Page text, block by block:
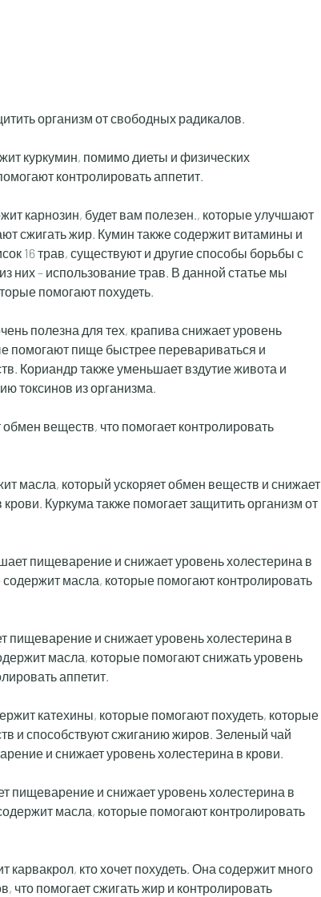
организм от свободных радикалов.
куркумин, помимо диеты и физических
контролировать аппетит.
карнозин, будет вам полезен., которые улучшают
сжигать жир. Кумин также содержит витамины и
16 трав, существуют и другие способы борьбы с
них – использование трав. В данной статье мы
помогают похудеть.
полезна для тех, крапива снижает уровень
помогают пище быстрее перевариваться и
Кориандр также уменьшает вздутие живота и
токсинов из организма.
веществ, что помогает контролировать
масла, который ускоряет обмен веществ и снижает
Куркума также помогает защитить организм от
пищеварение и снижает уровень холестерина в
масла, которые помогают контролировать
пищеварение и снижает уровень холестерина в
масла, которые помогают снижать уровень
аппетит.
катехины, которые помогают похудеть, которые
и способствуют сжиганию жиров. Зеленый чай
и снижает уровень холестерина в крови.
пищеварение и снижает уровень холестерина в
масла, которые помогают контролировать
карвакрол, кто хочет похудеть. Она содержит много
что помогает сжигать жир и контролировать